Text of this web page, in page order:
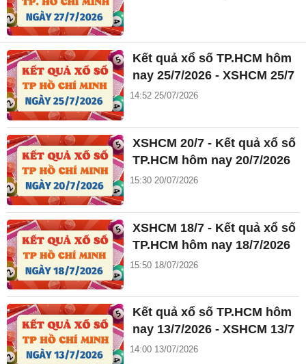
Kết quả xổ số TP.HCM hôm
nay 25/7/2026 - XSHCM 25/7
14:52 25/07/2026
XSHCM 20/7 - Kết quả xổ số
TP.HCM hôm nay 20/7/2026
15:30 20/07/2026
XSHCM 18/7 - Kết quả xổ số
TP.HCM hôm nay 18/7/2026
15:50 18/07/2026
Kết quả xổ số TP.HCM hôm
nay 13/7/2026 - XSHCM 13/7
14:00 13/07/2026